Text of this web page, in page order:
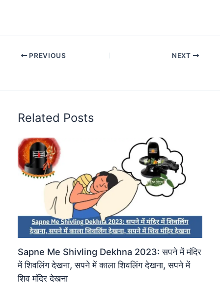
PREVIOUS NEXT
Related Posts
Sapne Me Shivling Dekhna 2023: सपने में मंदिर
में शिवलिंग देखना, सपने में काला शिवलिंग देखना, सपने में
शिव मंदिर देखना